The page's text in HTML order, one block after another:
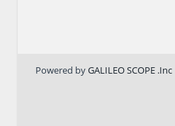
Powered byGALILEO SCOPE .Inc